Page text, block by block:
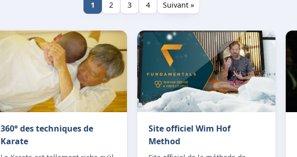
1 2 3 4 Suivant »
360° des techniques de
Karate
Site officiel Wim Hof
Method